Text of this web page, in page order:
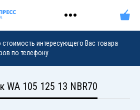
стоимость интересующего Вас товара
по телефону
WA 105 125 13 NBR70